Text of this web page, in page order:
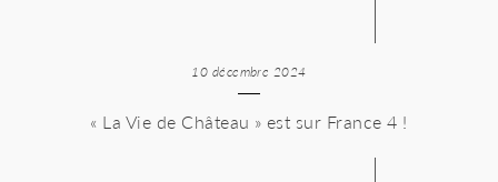
10 décembre 2024
« La Vie de Château » est sur France 4 !